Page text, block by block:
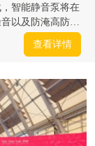
智能静音泵将在
以及防淹高防护
参加且在产品展
查看详情